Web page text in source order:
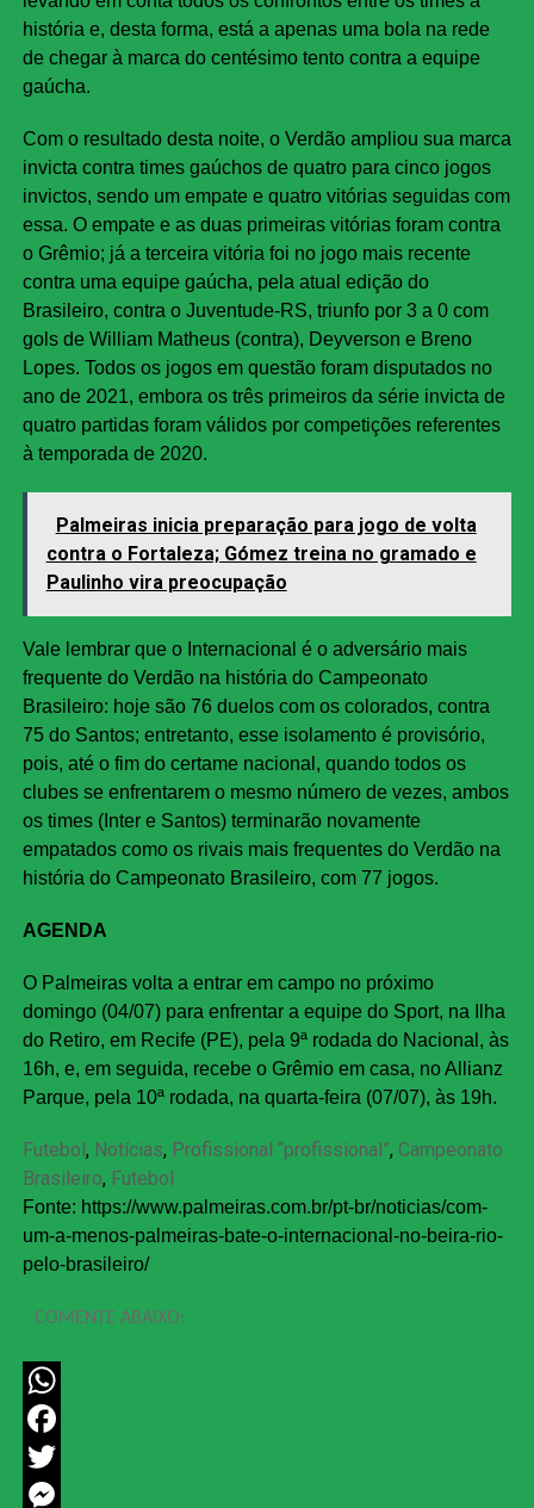
história e, desta forma, está a apenas uma bola na rede
de chegar à marca do centésimo tento contra a equipe
gaúcha.
Com o resultado desta noite, o Verdão ampliou sua marca
invicta contra times gaúchos de quatro para cinco jogos
invictos, sendo um empate e quatro vitórias seguidas com
essa. O empate e as duas primeiras vitórias foram contra
o Grêmio; já a terceira vitória foi no jogo mais recente
contra uma equipe gaúcha, pela atual edição do
Brasileiro, contra o Juventude-RS, triunfo por 3 a 0 com
gols de William Matheus (contra), Deyverson e Breno
Lopes. Todos os jogos em questão foram disputados no
ano de 2021, embora os três primeiros da série invicta de
quatro partidas foram válidos por competições referentes
à temporada de 2020.
Palmeiras inicia preparação para jogo de volta
contra o Fortaleza; Gómez treina no gramado e
Paulinho vira preocupação
Vale lembrar que o Internacional é o adversário mais
frequente do Verdão na história do Campeonato
Brasileiro: hoje são 76 duelos com os colorados, contra
75 do Santos; entretanto, esse isolamento é provisório,
pois, até o fim do certame nacional, quando todos os
clubes se enfrentarem o mesmo número de vezes, ambos
os times (Inter e Santos) terminarão novamente
empatados como os rivais mais frequentes do Verdão na
história do Campeonato Brasileiro, com 77 jogos.
AGENDA
O Palmeiras volta a entrar em campo no próximo
domingo (04/07) para enfrentar a equipe do Sport, na Ilha
do Retiro, em Recife (PE), pela 9ª rodada do Nacional, às
16h, e, em seguida, recebe o Grêmio em casa, no Allianz
Parque, pela 10ª rodada, na quarta-feira (07/07), às 19h.
Categorias
Futebol , Notícias, Profissional Tags
“profissional”, Campeonato
Brasileiro, Futebol
Fonte: https://www.palmeiras.com.br/pt-br/noticias/com-
um-a-menos-palmeiras-bate-o-internacional-no-beira-rio-
pelo-brasileiro/
COMENTE ABAIXO:
WhatsApp
Facebook
Twitter